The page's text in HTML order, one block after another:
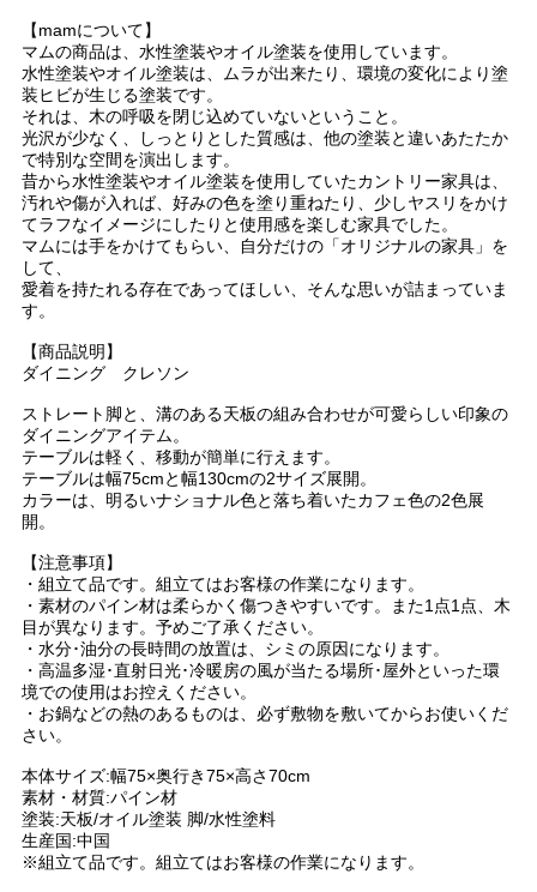
【mamについて】
マムの商品は、水性塗装やオイル塗装を使用しています。
水性塗装やオイル塗装は、ムラが出来たり、環境の変化により塗
装ヒビが生じる塗装です。
それは、木の呼吸を閉じ込めていないということ。
光沢が少なく、しっとりとした質感は、他の塗装と違いあたたか
で特別な空間を演出します。
昔から水性塗装やオイル塗装を使用していたカントリー家具は、
汚れや傷が入れば、好みの色を塗り重ねたり、少しヤスリをかけ
てラフなイメージにしたりと使用感を楽しむ家具でした。
マムには手をかけてもらい、自分だけの「オリジナルの家具」を
して、
愛着を持たれる存在であってほしい、そんな思いが詰まっていま
す。
【商品説明】
ダイニング クレソン
ストレート脚と、溝のある天板の組み合わせが可愛らしい印象の
ダイニングアイテム。
テーブルは軽く、移動が簡単に行えます。
テーブルは幅75cmと幅130cmの2サイズ展開。
カラーは、明るいナショナル色と落ち着いたカフェ色の2色展
開。
【注意事項】
・組立て品です。組立てはお客様の作業になります。
・素材のパイン材は柔らかく傷つきやすいです。また1点1点、木
目が異なります。予めご了承ください。
・水分･油分の長時間の放置は、シミの原因になります。
・高温多湿･直射日光･冷暖房の風が当たる場所･屋外といった環
境での使用はお控えください。
・お鍋などの熱のあるものは、必ず敷物を敷いてからお使いくだ
さい。
本体サイズ:幅75×奥行き75×高さ70cm
素材・材質:パイン材
塗装:天板/オイル塗装 脚/水性塗料
生産国:中国
※組立て品です。組立てはお客様の作業になります。